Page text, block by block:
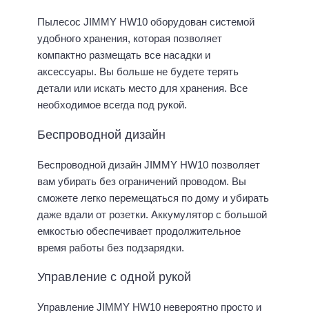
Пылесос JIMMY HW10 оборудован системой
удобного хранения, которая позволяет
компактно размещать все насадки и
аксессуары. Вы больше не будете терять
детали или искать место для хранения. Все
необходимое всегда под рукой.
Беспроводной дизайн
Беспроводной дизайн JIMMY HW10 позволяет
вам убирать без ограничений проводом. Вы
сможете легко перемещаться по дому и убирать
даже вдали от розетки. Аккумулятор с большой
емкостью обеспечивает продолжительное
время работы без подзарядки.
Управление с одной рукой
Управление JIMMY HW10 невероятно просто и